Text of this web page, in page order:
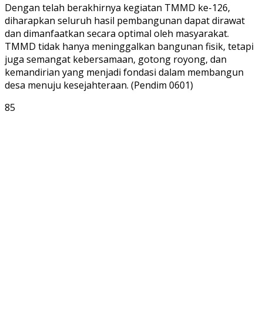
Dengan telah berakhirnya kegiatan TMMD ke-126,
diharapkan seluruh hasil pembangunan dapat dirawat
dan dimanfaatkan secara optimal oleh masyarakat.
TMMD tidak hanya meninggalkan bangunan fisik, tetapi
juga semangat kebersamaan, gotong royong, dan
kemandirian yang menjadi fondasi dalam membangun
desa menuju kesejahteraan. (Pendim 0601)
85